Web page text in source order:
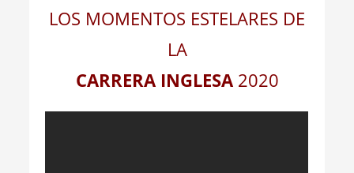
LOS MOMENTOS ESTELARES DE
LA
CARRERA INGLESA 2020